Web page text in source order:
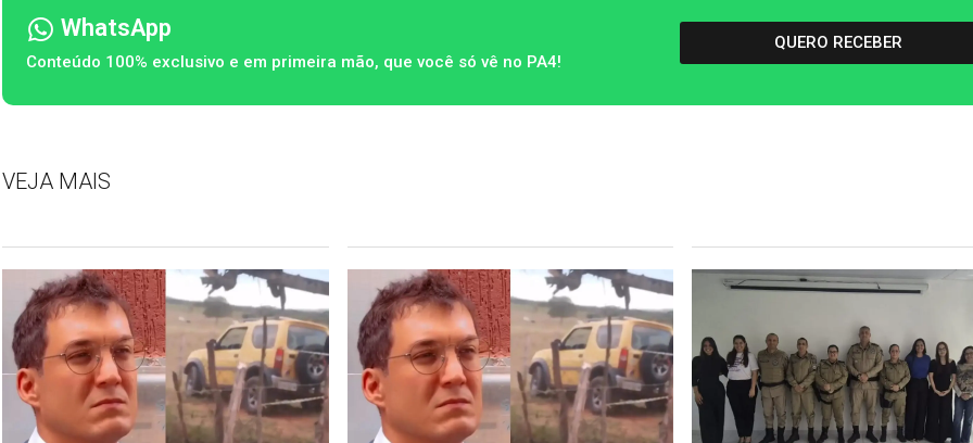
WhatsApp
Conteúdo 100% exclusivo e em primeira mão, que você só vê no PA4!
QUERO RECEBER
VEJA MAIS